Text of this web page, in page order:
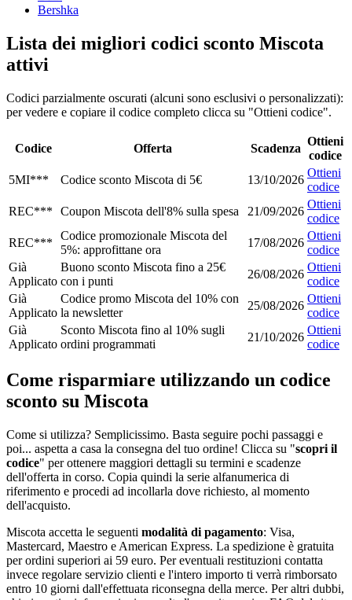
Bershka
Lista dei migliori codici sconto Miscota
attivi
Codici parzialmente oscurati (alcuni sono esclusivi o personalizzati):
per vedere e copiare il codice completo clicca su "Ottieni codice".
Codice Offerta Scadenza
Ottieni
codice
5MI***
Codice sconto Miscota di 5€ 13/10/2026
Ottieni
codice
REC***
Coupon Miscota dell'8% sulla spesa 21/09/2026
Ottieni
codice
REC***
Codice promozionale Miscota del
5%: approfittane ora
17/08/2026
Ottieni
codice
Già
Applicato
Buono sconto Miscota fino a 25€
con i punti
26/08/2026
Ottieni
codice
Già
Applicato
Codice promo Miscota del 10% con
la newsletter
25/08/2026
Ottieni
codice
Già
Applicato
Sconto Miscota fino al 10% sugli
ordini programmati
21/10/2026
Ottieni
codice
Come risparmiare utilizzando un codice
sconto su Miscota
Come si utilizza? Semplicissimo. Basta seguire pochi passaggi e
poi... aspetta a casa la consegna del tuo ordine! Clicca su "scopri il
codice" per ottenere maggiori dettagli su termini e scadenze
dell'offerta in corso. Copia quindi la serie alfanumerica di
riferimento e procedi ad incollarla dove richiesto, al momento
dell'acquisto.
Miscota accetta le seguenti modalità di pagamento: Visa,
Mastercard, Maestro e American Express. La spedizione è gratuita
per ordini superiori ai 59 euro. Per eventuali restituzioni contatta
invece regolare servizio clienti e l'intero importo ti verrà rimborsato
entro 10 giorni dall'effettuata riconsegna della merce. Per altri dubbi,